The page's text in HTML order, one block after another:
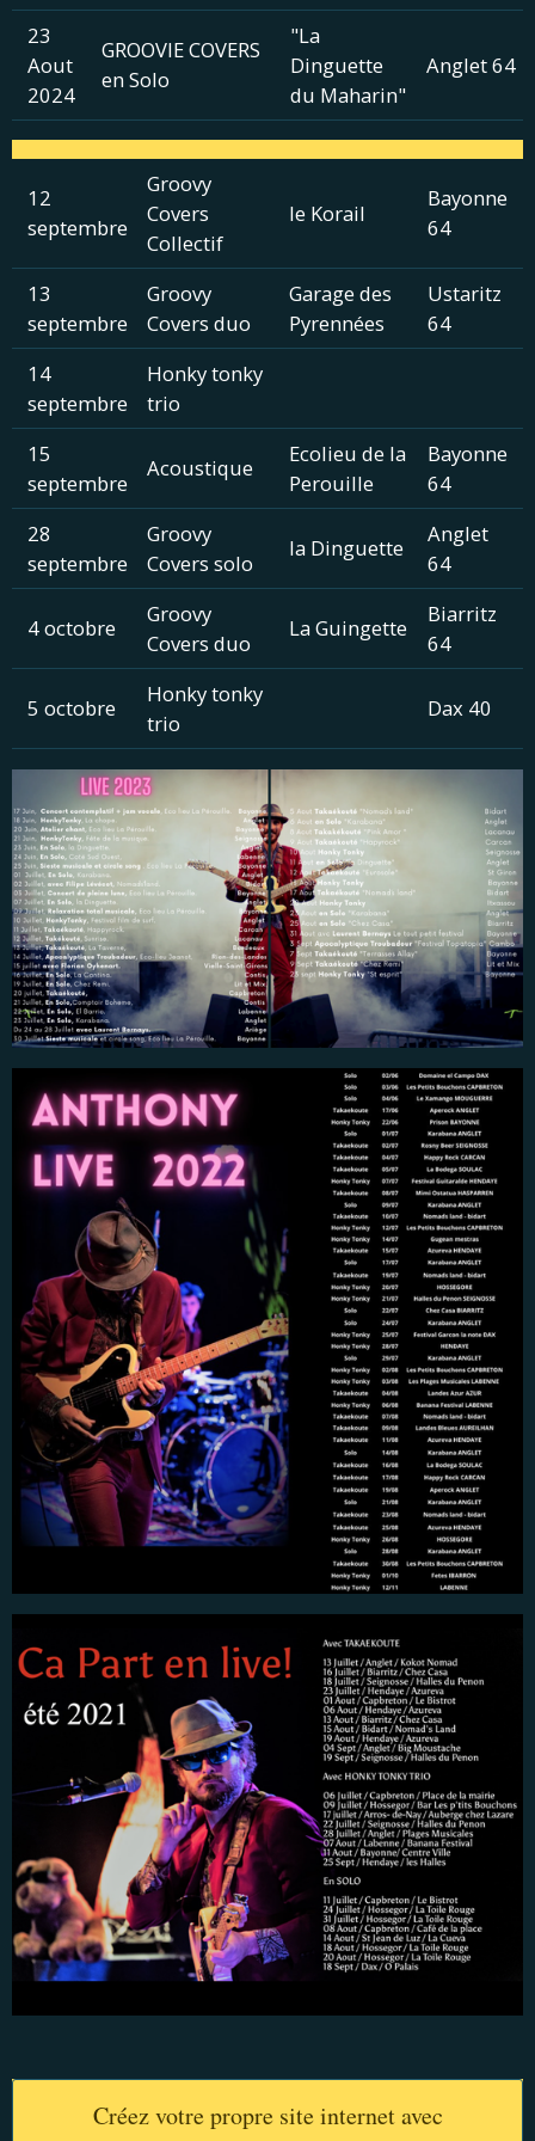
23
Aout
2024
GROOVIE COVERS
en Solo
"La
Dinguette
du Maharin"
Anglet 64
12
septembre
Groovy
Covers
Collectif
le Korail
Bayonne
64
13
septembre
Groovy
Covers duo
Garage des
Pyrennées
Ustaritz
64
14
septembre
Honky tonky
trio
15
septembre
Acoustique
Ecolieu de la
Perouille
Bayonne
64
28
septembre
Groovy
Covers solo
la Dinguette
Anglet
64
4 octobre
Groovy
Covers duo
La Guingette
Biarritz
64
5 octobre
Honky tonky
trio
Dax 40
Créez votre propre site internet avec